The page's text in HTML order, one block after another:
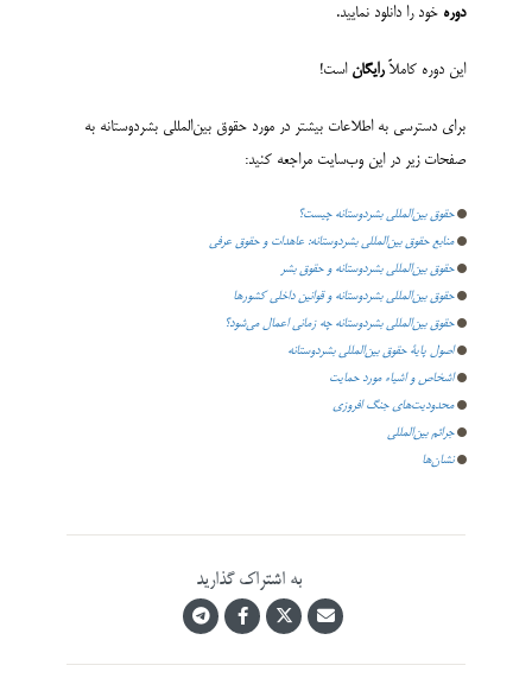
دوره خود را دانلود نمایید.
این دوره کاملاًرایگان است!
برای دسترسی به اطلاعات بیشتر در مورد حقوق بین‌المللی بشردوستانه به
صفحات زیر در این وب‌سایت مراجعه کنید:
حقوق بین‌المللی بشردوستانه چیست؟
منابع حقوق بین‌المللی بشردوستانه: عاهدات و حقوق عرفی
حقوق بین‌المللی بشردوستانه و حقوق بشر
حقوق بین‌المللی بشردوستانه و قوانین داخلی کشورها
حقوق بین‌المللی بشردوستانه چه زمانی اعمال می‌شود؟
اصول پایۀ حقوق بین‌المللی بشردوستانه
اشخاص و اشیاء مورد حمایت
محدودیت‌های جنگ افروزی
جرائم بین‌المللی
نشان‌ها
به اشتراک گذارید